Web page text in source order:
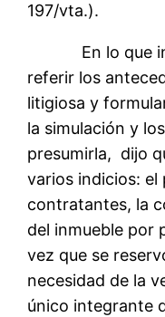
197/vta.).
En lo que
referir los
litigiosa y
la simulación y
presumirla, dijo
varios indicios:
contratantes, la
del inmueble por
vez que se
necesidad de la
único integrante